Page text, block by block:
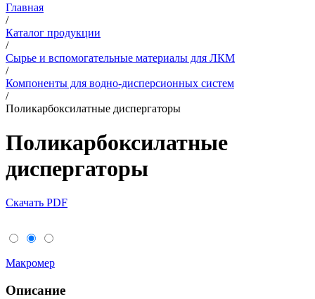
Главная
/
Каталог продукции
/
Сырье и вспомогательные материалы для ЛКМ
/
Компоненты для водно-дисперсионных систем
/
Поликарбоксилатные диспергаторы
Поликарбоксилатные
диспергаторы
Скачать PDF
Макромер
Описание